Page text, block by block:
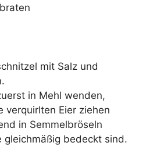
mit Salz und
in Mehl wenden,
verquirlten Eier ziehen
in Semmelbröseln
gleichmäßig bedeckt sind.